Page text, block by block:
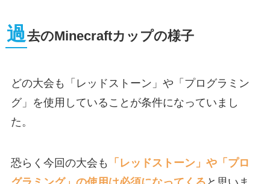
過去のMinecraftカップの様子
どの大会も「レッドストーン」や「プログラミン
グ」を使用していることが条件になっていまし
た。
恐らく今回の大会も
「レッドストーン」や「プロ